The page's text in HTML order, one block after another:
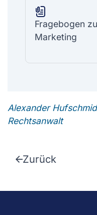
Fragebogen
Marketing
Alexander Hufschmid
Rechtsanwalt
Zurück